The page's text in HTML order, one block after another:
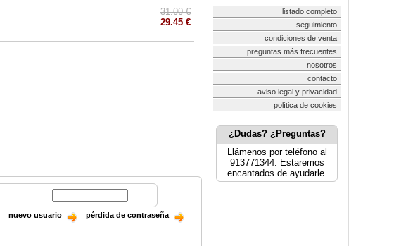
31.00 €
29.45 €
nuevo usuario pérdida de contraseña
listado completo
seguimiento
condiciones de venta
preguntas más frecuentes
nosotros
contacto
aviso legal y privacidad
política de cookies
¿Dudas? ¿Preguntas?
Llámenos por teléfono al
913771344. Estaremos
encantados de ayudarle.